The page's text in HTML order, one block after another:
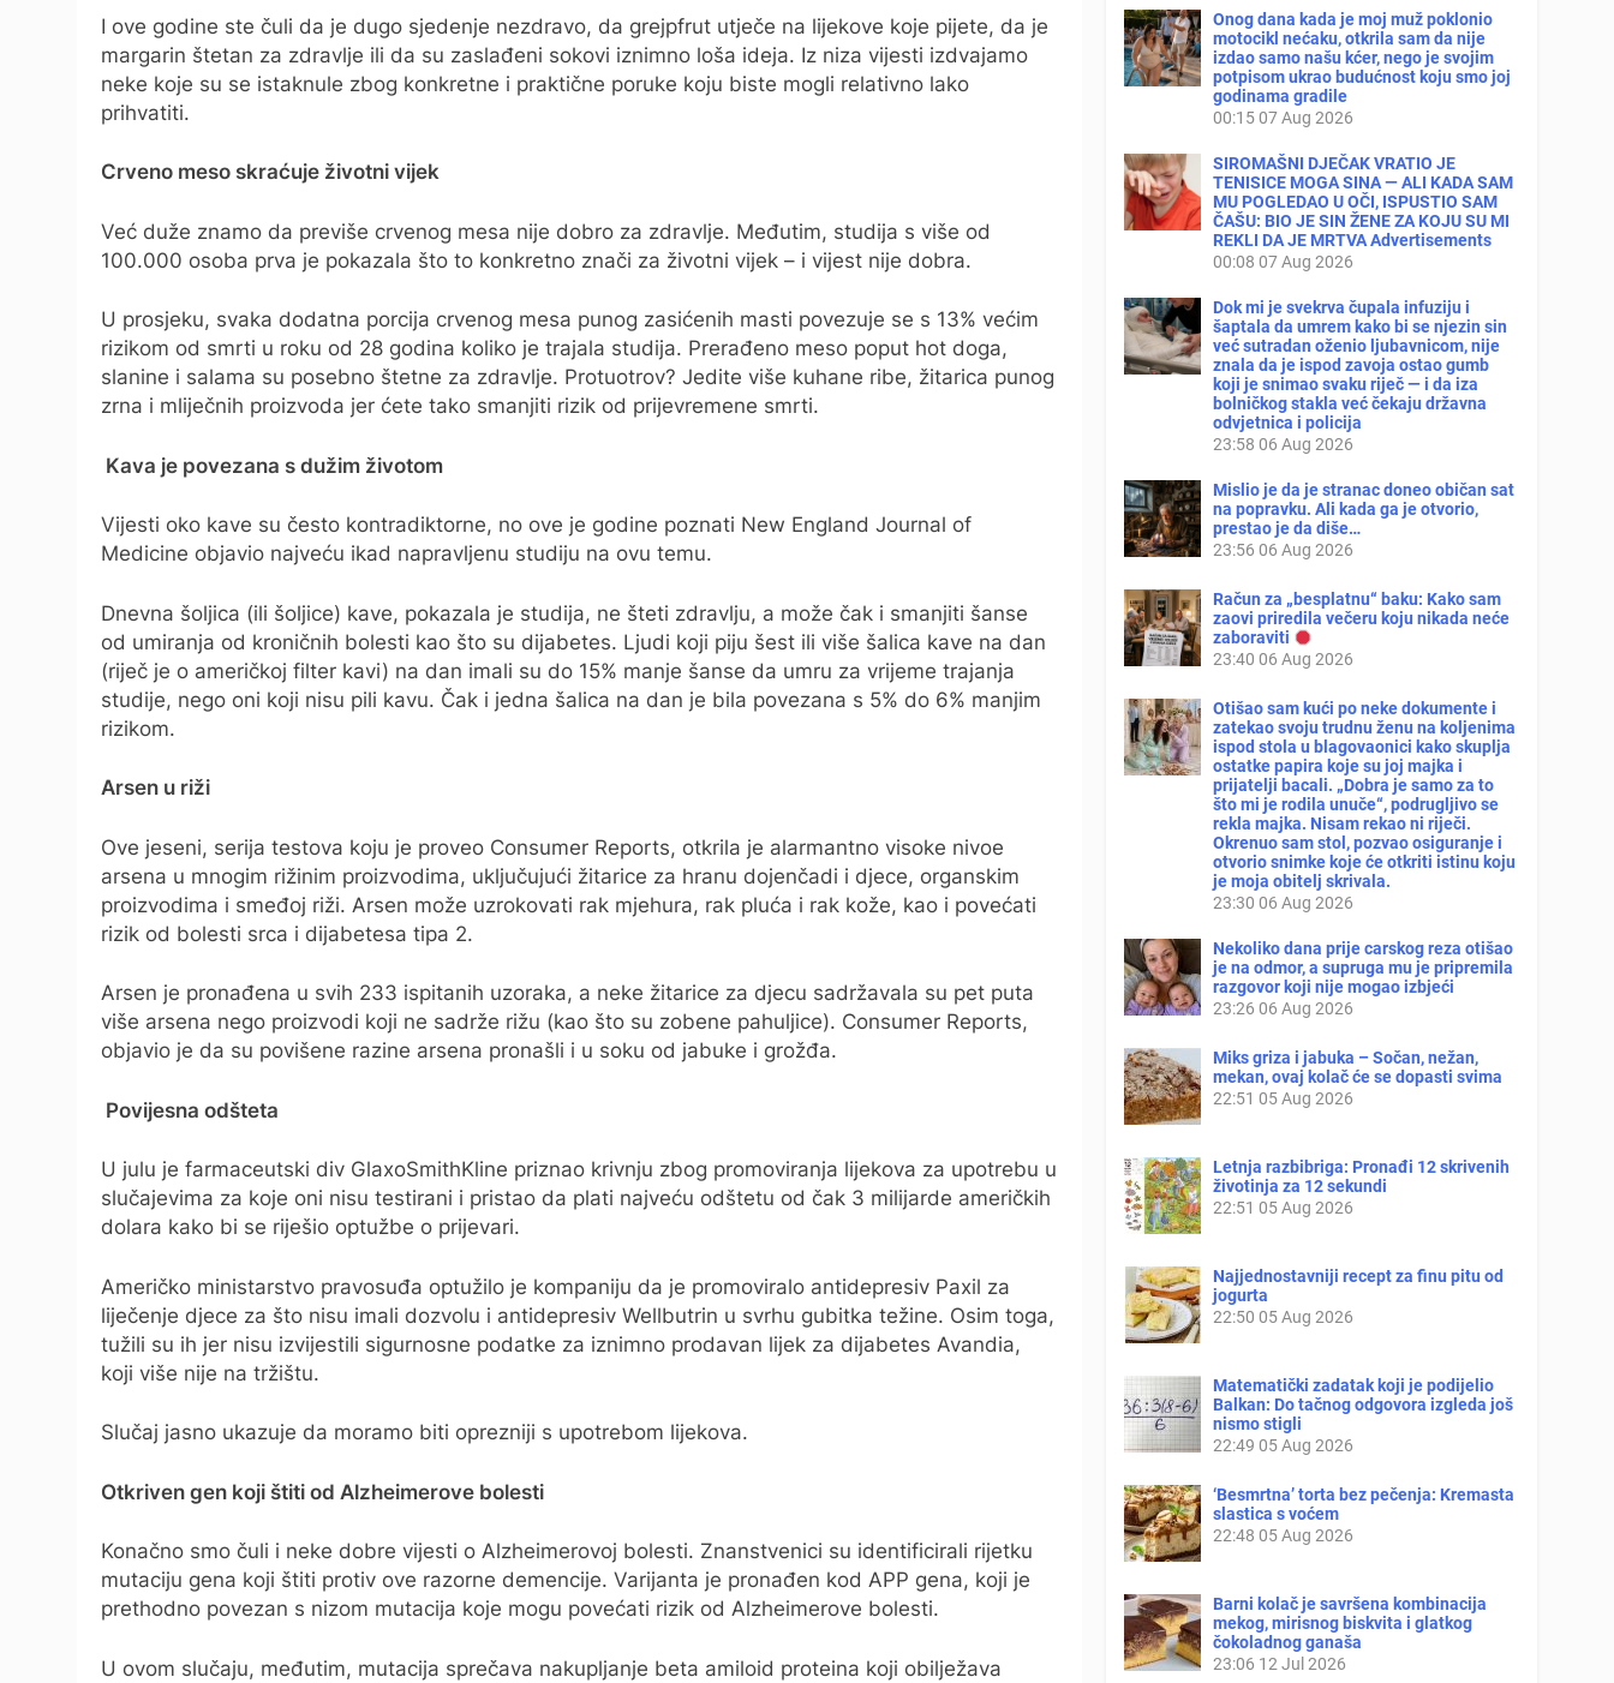
I ove godine ste čuli da je dugo sjedenje nezdravo, da grejpfrut utječe na lijekove koje pijete, da je
margarin štetan za zdravlje ili da su zaslađeni sokovi iznimno loša ideja. Iz niza vijesti izdvajamo
neke koje su se istaknule zbog konkretne i praktične poruke koju biste mogli relativno lako
prihvatiti.
Crveno meso skraćuje životni vijek
Već duže znamo da previše crvenog mesa nije dobro za zdravlje. Međutim, studija s više od
100.000 osoba prva je pokazala što to konkretno znači za životni vijek – i vijest nije dobra.
U prosjeku, svaka dodatna porcija crvenog mesa punog zasićenih masti povezuje se s 13% većim
rizikom od smrti u roku od 28 godina koliko je trajala studija. Prerađeno meso poput hot doga,
slanine i salama su posebno štetne za zdravlje. Protuotrov? Jedite više kuhane ribe, žitarica punog
zrna i mliječnih proizvoda jer ćete tako smanjiti rizik od prijevremene smrti.
Kava je povezana s dužim životom
Vijesti oko kave su često kontradiktorne, no ove je godine poznati New England Journal of
Medicine objavio najveću ikad napravljenu studiju na ovu temu.
Dnevna šoljica (ili šoljice) kave, pokazala je studija, ne šteti zdravlju, a može čak i smanjiti šanse
od umiranja od kroničnih bolesti kao što su dijabetes. Ljudi koji piju šest ili više šalica kave na dan
(riječ je o američkoj filter kavi) na dan imali su do 15% manje šanse da umru za vrijeme trajanja
studije, nego oni koji nisu pili kavu. Čak i jedna šalica na dan je bila povezana s 5% do 6% manjim
rizikom.
Arsen u riži
Ove jeseni, serija testova koju je proveo Consumer Reports, otkrila je alarmantno visoke nivoe
arsena u mnogim rižinim proizvodima, uključujući žitarice za hranu dojenčadi i djece, organskim
proizvodima i smeđoj riži. Arsen može uzrokovati rak mjehura, rak pluća i rak kože, kao i povećati
rizik od bolesti srca i dijabetesa tipa 2.
Arsen je pronađena u svih 233 ispitanih uzoraka, a neke žitarice za djecu sadržavala su pet puta
više arsena nego proizvodi koji ne sadrže rižu (kao što su zobene pahuljice). Consumer Reports,
objavio je da su povišene razine arsena pronašli i u soku od jabuke i grožđa.
Povijesna odšteta
U julu je farmaceutski div GlaxoSmithKline priznao krivnju zbog promoviranja lijekova za upotrebu u
slučajevima za koje oni nisu testirani i pristao da plati najveću odštetu od čak 3 milijarde američkih
dolara kako bi se riješio optužbe o prijevari.
Američko ministarstvo pravosuđa optužilo je kompaniju da je promoviralo antidepresiv Paxil za
liječenje djece za što nisu imali dozvolu i antidepresiv Wellbutrin u svrhu gubitka težine. Osim toga,
tužili su ih jer nisu izvijestili sigurnosne podatke za iznimno prodavan lijek za dijabetes Avandia,
koji više nije na tržištu.
Slučaj jasno ukazuje da moramo biti oprezniji s upotrebom lijekova.
Otkriven gen koji štiti od Alzheimerove bolesti
Konačno smo čuli i neke dobre vijesti o Alzheimerovoj bolesti. Znanstvenici su identificirali rijetku
mutaciju gena koji štiti protiv ove razorne demencije. Varijanta je pronađen kod APP gena, koji je
prethodno povezan s nizom mutacija koje mogu povećati rizik od Alzheimerove bolesti.
U ovom slučaju, međutim, mutacija sprečava nakupljanje beta amiloid proteina koji obilježava
Onog dana kada je moj muž poklonio
motocikl nećaku, otkrila sam da nije
izdao samo našu kćer, nego je svojim
potpisom ukrao budućnost koju smo joj
godinama gradile
00:15 07 Aug 2026
SIROMAŠNI DJEČAK VRATIO JE
TENISICE MOGA SINA — ALI KADA SAM
MU POGLEDAO U OČI, ISPUSTIO SAM
ČAŠU: BIO JE SIN ŽENE ZA KOJU SU MI
REKLI DA JE MRTVA Advertisements
00:08 07 Aug 2026
Dok mi je svekrva čupala infuziju i
šaptala da umrem kako bi se njezin sin
već sutradan oženio ljubavnicom, nije
znala da je ispod zavoja ostao gumb
koji je snimao svaku riječ — i da iza
bolničkog stakla već čekaju državna
odvjetnica i policija
23:58 06 Aug 2026
Mislio je da je stranac doneo običan sat
na popravku. Ali kada ga je otvorio,
prestao je da diše…
23:56 06 Aug 2026
Račun za „besplatnu“ baku: Kako sam
zaovi priredila večeru koju nikada neće
zaboraviti
23:40 06 Aug 2026
Otišao sam kući po neke dokumente i
zatekao svoju trudnu ženu na koljenima
ispod stola u blagovaonici kako skuplja
ostatke papira koje su joj majka i
prijatelji bacali. „Dobra je samo za to
što mi je rodila unuče“, podrugljivo se
rekla majka. Nisam rekao ni riječi.
Okrenuo sam stol, pozvao osiguranje i
otvorio snimke koje će otkriti istinu koju
je moja obitelj skrivala.
23:30 06 Aug 2026
Nekoliko dana prije carskog reza otišao
je na odmor, a supruga mu je pripremila
razgovor koji nije mogao izbjeći
23:26 06 Aug 2026
Miks griza i jabuka – Sočan, nežan,
mekan, ovaj kolač će se dopasti svima
22:51 05 Aug 2026
Letnja razbibriga: Pronađi 12 skrivenih
životinja za 12 sekundi
22:51 05 Aug 2026
Najjednostavniji recept za finu pitu od
jogurta
22:50 05 Aug 2026
Matematički zadatak koji je podijelio
Balkan: Do tačnog odgovora izgleda još
nismo stigli
22:49 05 Aug 2026
‘Besmrtna’ torta bez pečenja: Kremasta
slastica s voćem
22:48 05 Aug 2026
Barni kolač je savršena kombinacija
mekog, mirisnog biskvita i glatkog
čokoladnog ganaša
23:06 12 Jul 2026